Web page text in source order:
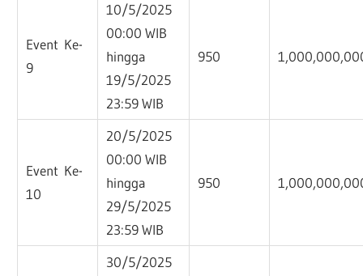
Event Ke-
9
10/5/2025
00:00 WIB
hingga
19/5/2025
23:59 WIB
950
Event Ke-
10
20/5/2025
00:00 WIB
hingga
29/5/2025
23:59 WIB
950
30/5/2025